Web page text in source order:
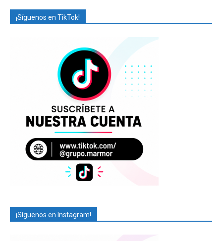
¡Síguenos en TikTok!
¡Síguenos en Instagram!